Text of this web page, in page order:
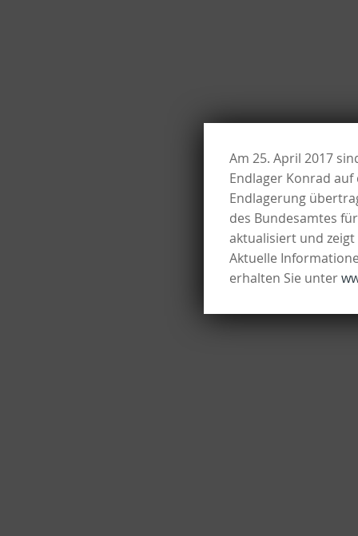
Am 25. April 2017
Endlager Konrad
Endlagerung
des Bundesamtes
aktualisiert und zeigt
Aktuelle
erhalten Sie unter